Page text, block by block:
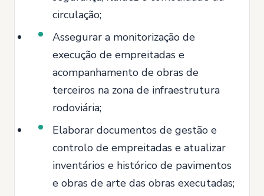
circulação;
Assegurar a monitorização de
execução de empreitadas e
acompanhamento de obras de
terceiros na zona de infraestrutura
rodoviária;
Elaborar documentos de gestão e
controlo de empreitadas e atualizar
inventários e histórico de pavimentos
e obras de arte das obras executadas;